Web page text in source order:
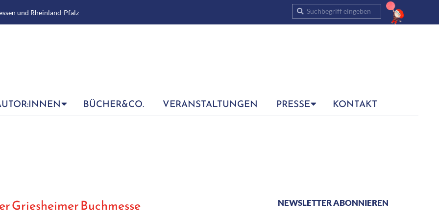
und Rheinland-Pfalz
Suche
BÜCHER&CO. VERANSTALTUNGEN PRESSE KONTAKT
Griesheimer Buchmesse NEWSLETTER ABONNIEREN